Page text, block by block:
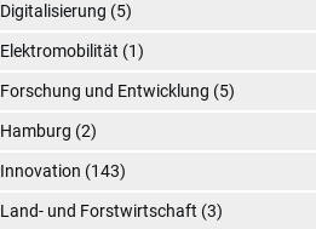
Digitalisierung (5)
Elektromobilität (1)
Forschung und Entwicklung (5)
Hamburg (2)
Innovation (143)
Land- und Forstwirtschaft (3)